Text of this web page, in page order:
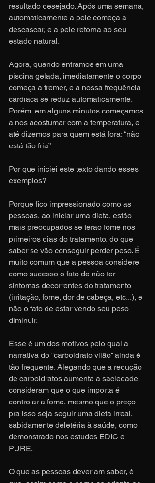
resultado desejado. Após uma semana,
automaticamente a pele começa a
descascar, e a pele retorna ao seu
estado natural.
Agora, quando entramos em uma
piscina gelada, imediatamente o corpo
começa a tremer, e a nossa frequência
cardíaca se reduz automaticamente.
Porém, em alguns minutos começamos
a nos acostumar com a temperatura, e
até dizemos para quem está fora: “não
está tão fria”
Por que iniciei este texto dando esses
exemplos?
Porque fico impressionado como as
pessoas, ao iniciar uma dieta, estão
mais preocupados se terão fome nos
primeiros dias do tratamento, do que
saber se vão conseguir perder peso. É
muito comum que a pessoa considere
como sucesso o fato de não ter
sintomas decorrentes do tratamento
(irritação, fome, dor de cabeça, etc...), e
não o fato de estar vendo seu peso
diminuir.
Esse é um dos motivos pelo qual a
narrativa do “carboidrato vilão” ainda é
tão frequente. Alegando que a redução
de carboidratos aumenta a saciedade,
consideram que o que importa é
controlar a fome, mesmo que o preço
pra isso seja seguir uma dieta irreal,
sabidamente deletéria à saúde, como
demonstrado nos estudos EDIC e
PURE.
O que as pessoas deveriam saber, é